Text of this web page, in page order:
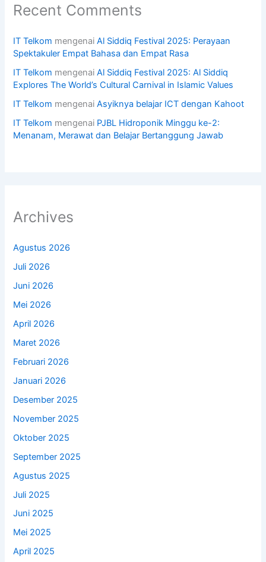
Recent Comments
IT Telkom mengenaiAl Siddiq Festival 2025: Perayaan
Spektakuler Empat Bahasa dan Empat Rasa
IT Telkom mengenaiAl Siddiq Festival 2025: Al Siddiq
Explores The World’s Cultural Carnival in Islamic Values
IT Telkom mengenaiAsyiknya belajar ICT dengan Kahoot
IT Telkom mengenai PJBL Hidroponik Minggu ke-2:
Menanam, Merawat dan Belajar Bertanggung Jawab
Archives
Agustus 2026
Juli 2026
Juni 2026
Mei 2026
April 2026
Maret 2026
Februari 2026
Januari 2026
Desember 2025
November 2025
Oktober 2025
September 2025
Agustus 2025
Juli 2025
Juni 2025
Mei 2025
April 2025